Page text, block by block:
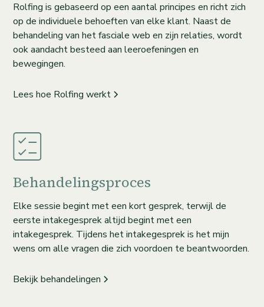
Rolfing is gebaseerd op een aantal principes en richt zich
op de individuele behoeften van elke klant. Naast de
behandeling van het fasciale web en zijn relaties, wordt
ook aandacht besteed aan leeroefeningen en
bewegingen.
Lees hoe Rolfing werkt
Behandelingsproces
Elke sessie begint met een kort gesprek, terwijl de
eerste intakegesprek altijd begint met een
intakegesprek. Tijdens het intakegesprek is het mijn
wens om alle vragen die zich voordoen te beantwoorden.
Bekijk behandelingen